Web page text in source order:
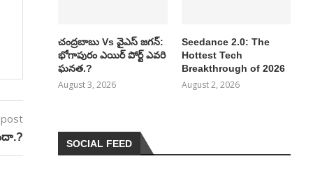
చంద్రబాబు Vs వైఎస్ జగన్:
భోగాపురం ఎయిర్ పోర్ట్ ఎవరి
ఘనత.?
August 3, 2026
Seedance 2.0: The
Hottest Tech
Breakthrough of 2026
August 2, 2026
SOCIAL FEED